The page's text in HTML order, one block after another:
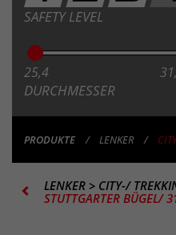
SAFETY LEVEL
25,4
DURCHMESSER
PRODUKTE LENKER
LENKER > CITY-/
STUTTGARTER BÜGEL/